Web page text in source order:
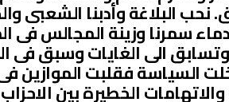
نحب البلاغة وأدبنا الشعبى
سمرنا وزينة المجالس فى
الى الغايات وسبق
السياسة فقلبت
والاتهامات الخطيرة بين